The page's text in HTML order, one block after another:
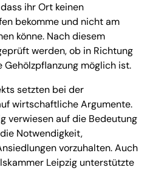
ihr Ort keinen
bekomme und nicht am
könne. Nach diesem
werden, ob in Richtung
Gehölzpflanzung möglich ist.
setzten bei der
wirtschaftliche Argumente.
verwiesen auf die Bedeutung
Notwendigkeit,
vorzuhalten. Auch
Leipzig unterstützte